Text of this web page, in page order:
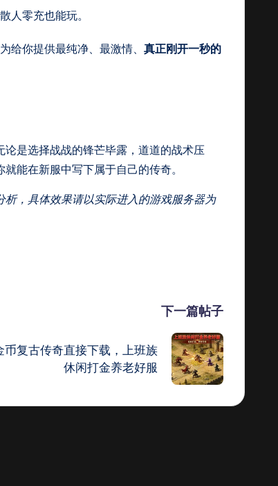
人零充也能玩。
给你提供最纯净、最激情、 真正刚开一秒的
是选择战战的锋芒毕露，道道的战术压
能在新服中写下属于自己的传奇。
析，具体效果请以实际进入的游戏服务器为
下一篇帖子
币复古传奇直接下载，上班族
休闲打金养老好服